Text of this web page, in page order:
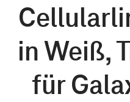
in Weiß,
für